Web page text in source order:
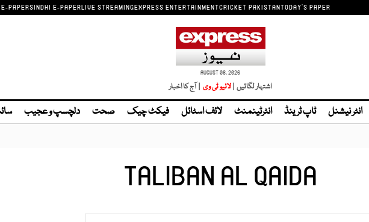
PAPERSINDHI E-PAPERLIVE STREAMINGEXPRESS ENTERTAINMENTCRICKET PAKISTANTODAY'S PAPER
AUGUST 08, 2026
اشتہار لگائیں | | آج کا اخبار
انٹر نیشنل ٹاپ ٹرینڈ انٹرٹینمنٹ لائف اسٹائل فیکٹ چیک صحت دلچسپ و عجیب
TALIBAN AL QAIDA